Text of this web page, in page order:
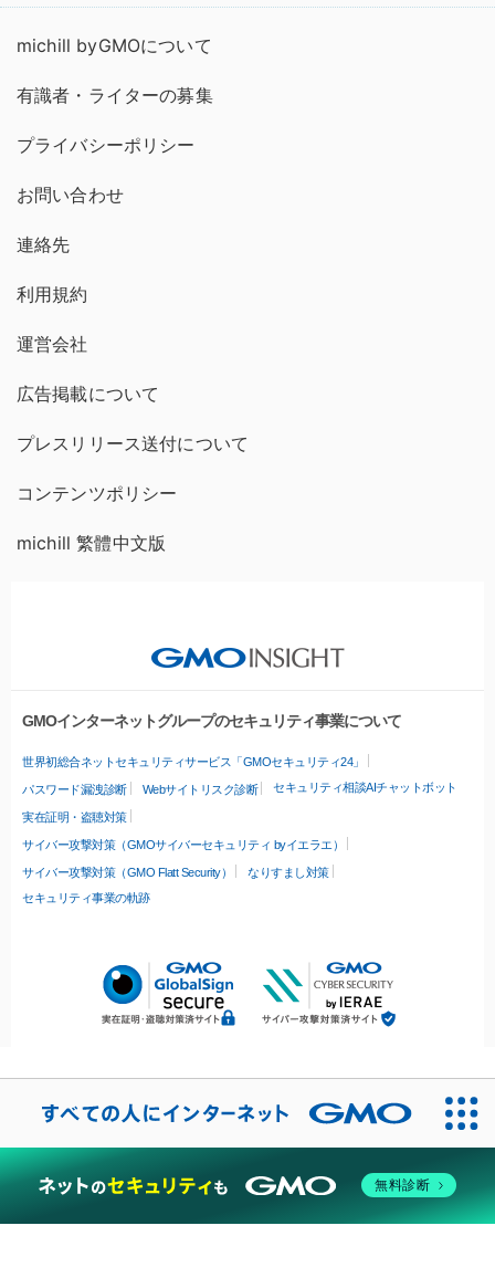
michill byGMOについて
有識者・ライターの募集
プライバシーポリシー
お問い合わせ
連絡先
利用規約
運営会社
広告掲載について
プレスリリース送付について
コンテンツポリシー
michill 繁體中文版
GMOインターネットグループのセキュリティ事業について
世界初総合ネットセキュリティサービス「GMOセキュリティ24」
パスワード漏洩診断 Webサイトリスク診断 セキュリティ相談AIチャットボット
実在証明・盗聴対策
サイバー攻撃対策（GMOサイバーセキュリティ byイエラエ）
サイバー攻撃対策（GMO Flatt Security）
なりすまし対策
セキュリティ事業の軌跡
無料診断